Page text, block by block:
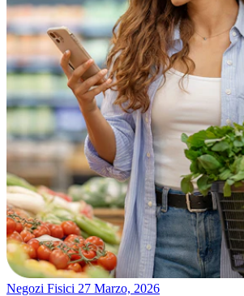
Negozi Fisici 27 Marzo, 2026